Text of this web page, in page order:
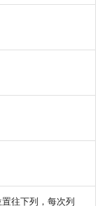
往下列，每次列